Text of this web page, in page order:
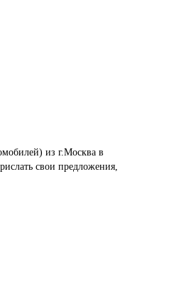
из г.Москва в
свои предложения,